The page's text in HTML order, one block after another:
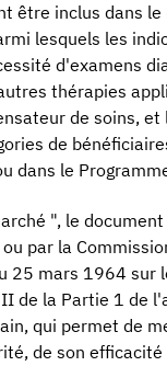
être inclus dans
lesquels les
d'examens
thérapies
de soins,
de
dans le
", le
par la
25 mars 1964 sur
de la Partie 1 de
qui permet de
de son